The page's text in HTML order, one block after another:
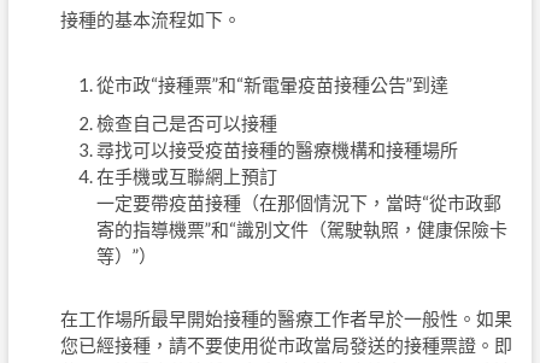
接種的基本流程如下。
從市政“接種票”和“新電暈疫苗接種公告”到達
檢查自己是否可以接種
尋找可以接受疫苗接種的醫療機構和接種場所
在手機或互聯網上預訂
一定要帶疫苗接種（在那個情況下，當時“從市政郵
寄的指導機票”和“識別文件（駕駛執照，健康保險卡
等）”）
在工作場所最早開始接種的醫療工作者早於一般性。如果
您已經接種，請不要使用從市政當局發送的接種票證。即